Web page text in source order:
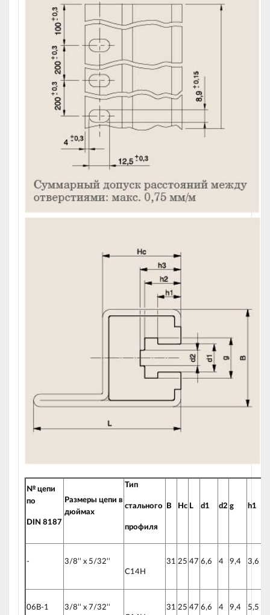
№ цепи
по
DIN 8187
Размеры цепи в
дюймах
Тип
стального
профиля
B Hc L d1 d2 g h1
-
3/8‘‘ x 5/32‘‘
C14H
31 25 47 6,6 4 9,4 3,6
06B-1
3/8‘‘ x 7/32‘‘
31 25 47 6,6 4 9,4 5,5